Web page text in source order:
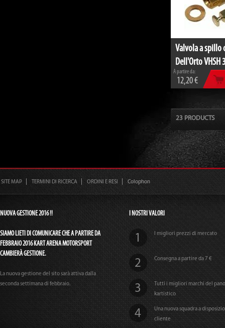
Valvola a spillo
Dell'Orto VHSH
A partire da:
12,20 €
23 PRODUCTS
SITE MAP TERMINI DI RICERCA ORDINI E RESI Colophon
NUOVA GESTIONE 2016 !!
SIAMO LIETI DI COMUNICARE CHE A PARTIRE DA
FEBBRAIO 2016 KART ARENA MOTORSPORT
CAMBIERÀ GESTIONE.
La nuova gestione del sito sarà attiva dalla
seconda settimana di febbraio.
I NOSTRI VALORI
I migliori prezzi di mercato
Consegna a partire da 7 €
Tutti i migliori marchi del
kartistico
Una nuova squadra a
cliente